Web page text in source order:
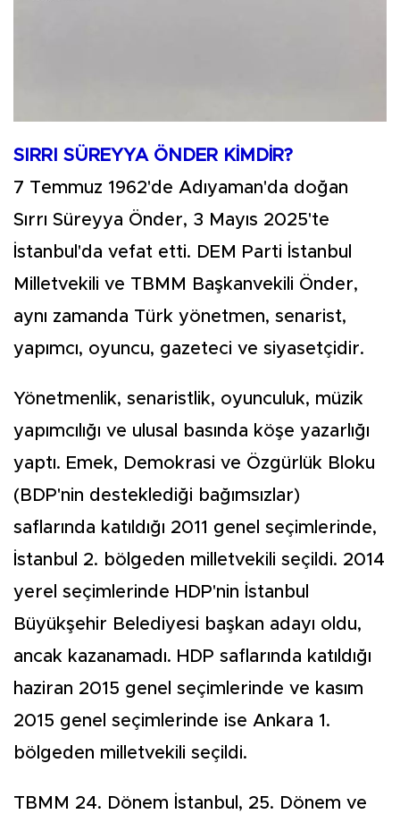
SIRRI SÜREYYA ÖNDER KİMDİR?
7 Temmuz 1962'de Adıyaman'da doğan
Sırrı Süreyya Önder, 3 Mayıs 2025'te
İstanbul'da vefat etti. DEM Parti İstanbul
Milletvekili ve TBMM Başkanvekili Önder,
aynı zamanda Türk yönetmen, senarist,
yapımcı, oyuncu, gazeteci ve siyasetçidir.
Yönetmenlik, senaristlik, oyunculuk, müzik
yapımcılığı ve ulusal basında köşe yazarlığı
yaptı. Emek, Demokrasi ve Özgürlük Bloku
(BDP'nin desteklediği bağımsızlar)
saflarında katıldığı 2011 genel seçimlerinde,
İstanbul 2. bölgeden milletvekili seçildi. 2014
yerel seçimlerinde HDP'nin İstanbul
Büyükşehir Belediyesi başkan adayı oldu,
ancak kazanamadı. HDP saflarında katıldığı
haziran 2015 genel seçimlerinde ve kasım
2015 genel seçimlerinde ise Ankara 1.
bölgeden milletvekili seçildi.
TBMM 24. Dönem İstanbul, 25. Dönem ve